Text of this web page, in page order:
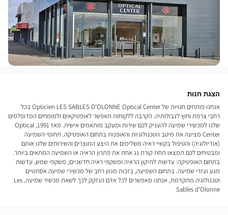
הצגת חנות
אנחנו פותחים חנויות של Opticien LES SABLES D'OLONNE Optical Center בכל
רחבי צרפת וחוץ לגבולותיה. הקרבה ללקוחות תאפשר לאופטיקאים ולמומחים המדופלמים
שלנו למכשירי שמיעה להעניק לכם שירות ומעקב מותאמים אישית. מאז 1991, Optical
Center מציעה את מיטב הטכנולוגיות והאופנות בתחום האופטיקה. תחומי השמיעה
(אודיולוגיה) והטיפול בקשיי ראיה משלימים את היצע המוצרים והשירותים שלנו אותם
ומבטיחים לכם תמצאו תחת קורת גג אחת את פתרון הראיה או השמיעה המתאים ביותר.
בתחום האופטיקה: עדשות לתיקון הראיה ומשקפי ראיה חדשניים, משקפי שמש, עדשות
מגע ועזרי שמיעה. בתחום השמיעה, בזכות מגוון רחב של מכשירי שמיעה אסתטיים
וטכנולוגיה מתקדמת, אנחנו מאפשרים לכל אדם הנזקק לכך לשאת מכשיר שמיעה. Les
Sables d'Olonne